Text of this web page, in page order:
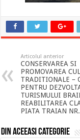
Articolul anterior
CONSERVAREA SI
PROMOVAREA
TRADITIONALE –
PENTRU
TURISMULUI
REABILITAREA
PIATA TRAIAN
Din aceeasi categorie